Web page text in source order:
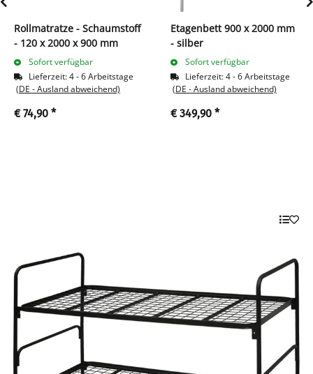
Rollmatratze - Schaumstoff
- 120 x 2000 x 900 mm
Sofort verfügbar
Lieferzeit:4 - 6 Arbeitstage
(DE - Ausland abweichend)
€ 74,90 *
Etagenbett 900 x 2000 mm
- silber
Sofort verfügbar
Lieferzeit:4 - 6 Arbeitstage
(DE - Ausland abweichend)
€ 349,90 *